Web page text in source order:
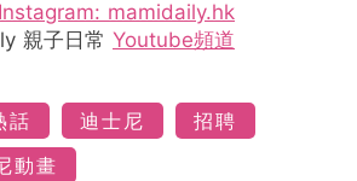
Instagram: mamidaily.hk
親子日常 Youtube頻道
話 迪士尼
招聘
動畫